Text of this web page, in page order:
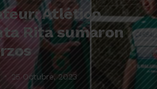
Atlético
Rita sumaron
25 Octubre, 2023